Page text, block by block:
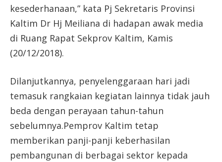
kesederhanaan,” kata Pj Sekretaris Provinsi
Kaltim Dr Hj Meiliana di hadapan awak media
di Ruang Rapat Sekprov Kaltim, Kamis
(20/12/2018).
Dilanjutkannya, penyelenggaraan hari jadi
temasuk rangkaian kegiatan lainnya tidak jauh
beda dengan perayaan tahun-tahun
sebelumnya.Pemprov Kaltim tetap
memberikan panji-panji keberhasilan
pembangunan di berbagai sektor kepada